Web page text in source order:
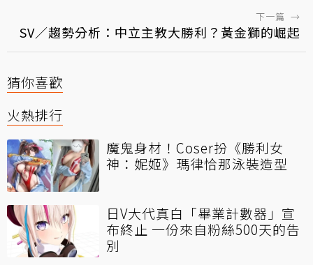
下一篇 →
SV／趨勢分析：中立主教大勝利？黃金獅的崛起
猜你喜歡
火熱排行
魔鬼身材！Coser扮《勝利女
神：妮姬》瑪律恰那泳裝造型
日V大代真白「畢業計數器」宣
布終止 一份來自粉絲500天的告
別